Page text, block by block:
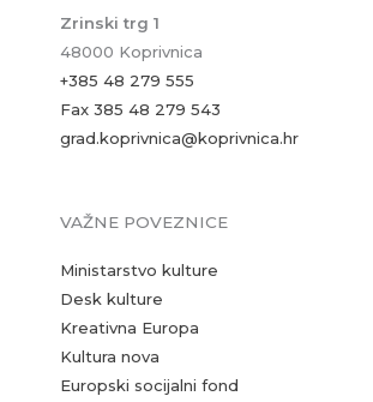
Zrinski trg 1
48000 Koprivnica
+385 48 279 555
Fax 385 48 279 543
grad.koprivnica@koprivnica.hr
VAŽNE POVEZNICE
Ministarstvo kulture
Desk kulture
Kreativna Europa
Kultura nova
Europski socijalni fond